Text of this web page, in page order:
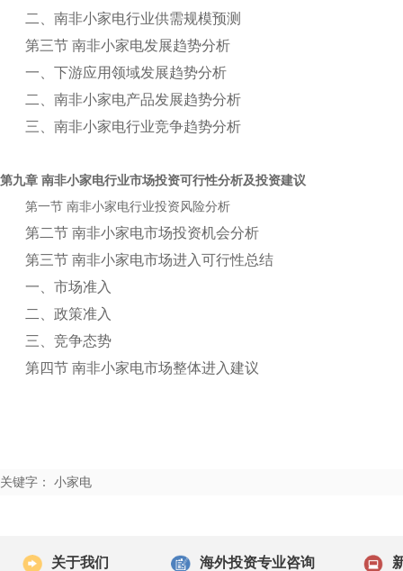
二、南非小家电行业供需规模预测
第三节 南非小家电发展趋势分析
一、下游应用领域发展趋势分析
二、南非小家电产品发展趋势分析
三、南非小家电行业竞争趋势分析
第九章 南非小家电行业市场投资可行性分析及投资建议
第一节 南非小家电行业投资风险分析
第二节 南非小家电市场投资机会分析
第三节 南非小家电市场进入可行性总结
一、市场准入
二、政策准入
三、竞争态势
第四节 南非小家电市场整体进入建议
关键字： 小家电
关于我们 海外投资专业咨询